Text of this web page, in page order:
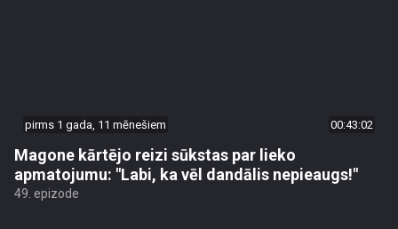
pirms 1 gada, 11 mēnešiem 00:43:02
Magone kārtējo reizi sūkstas par lieko
apmatojumu: "Labi, ka vēl dandālis nepieaugs!"
49. epizode